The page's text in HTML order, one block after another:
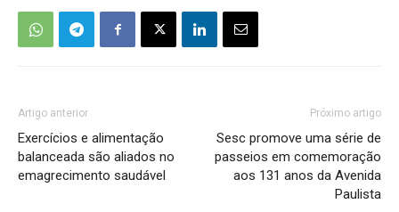
Artigo anterior
Exercícios e alimentação
balanceada são aliados no
emagrecimento saudável
Próximo artigo
Sesc promove uma série de
passeios em comemoração
aos 131 anos da Avenida
Paulista